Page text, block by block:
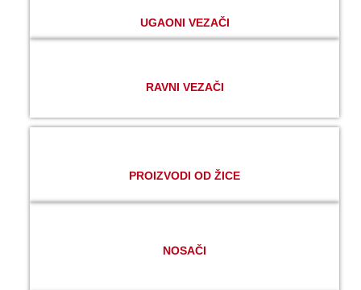
UGAONI VEZAČI
RAVNI VEZAČI
PROIZVODI OD ŽICE
NOSAČI